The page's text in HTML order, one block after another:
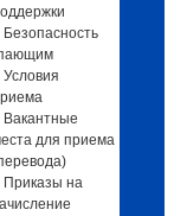
Безопасность
Условия
Вакантные
для приема
Приказы на